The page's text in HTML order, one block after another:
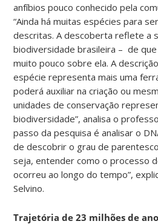
anfíbios pouco conhecido pela
“Ainda há muitas espécies para
descritas. A descoberta reflete a
biodiversidade brasileira – de
muito pouco sobre ela. A
espécie representa mais uma
poderá auxiliar na criação ou
unidades de conservação
biodiversidade”, analisa o
passo da pesquisa é analisar o
de descobrir o grau de
seja, entender como o processo
ocorreu ao longo do tempo”,
Selvino.
Trajetória de 23 milhões de